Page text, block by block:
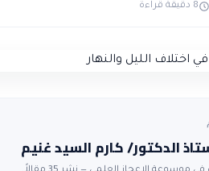
8 دقيقة قراءة
الدكتور/ كارم السيد غنيم